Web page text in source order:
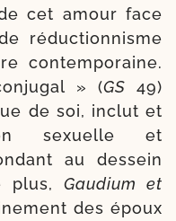
cet amour face
réduc­tion­nisme
contem­po­raine.
» (GS 49)
de soi, inclut et
sexuelle et
au des­sein
plus,Gaudium et
des époux